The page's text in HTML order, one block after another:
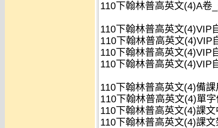
110下翰林普高英文(4)A卷
110下翰林普高英文(4)VIP
110下翰林普高英文(4)VIP
110下翰林普高英文(4)VIP
110下翰林普高英文(4)VIP
110下翰林普高英文(4)備課
110下翰林普高英文(4)單
110下翰林普高英文(4)課
110下翰林普高英文(4)課